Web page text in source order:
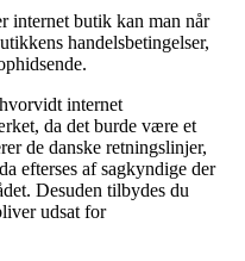
internet butik kan man når
handelsbetingelser,
internet
da det burde være et
de danske retningslinjer,
efterses af sagkyndige der
Desuden tilbydes du
udsat for